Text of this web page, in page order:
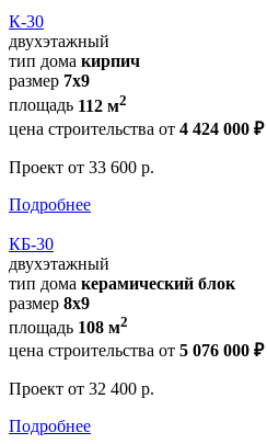
К-30
двухэтажный
тип дома кирпич
размер 7х9
площадь 112 м2
цена строительства от 4 424 000 ₽
Проект от 33 600 р.
Подробнее
КБ-30
двухэтажный
тип дома керамический блок
размер 8х9
площадь 108 м2
цена строительства от 5 076 000 ₽
Проект от 32 400 р.
Подробнее